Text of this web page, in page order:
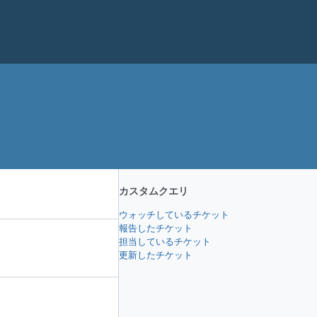
カスタムクエリ
ウォッチしているチケット
報告したチケット
担当しているチケット
更新したチケット